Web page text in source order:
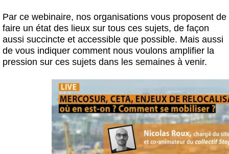
Par ce webinaire, nos organisations vous proposent de
faire un état des lieux sur tous ces sujets, de façon
aussi succincte et accessible que possible. Mais aussi
de vous indiquer comment nous voulons amplifier la
pression sur ces sujets dans les semaines à venir.